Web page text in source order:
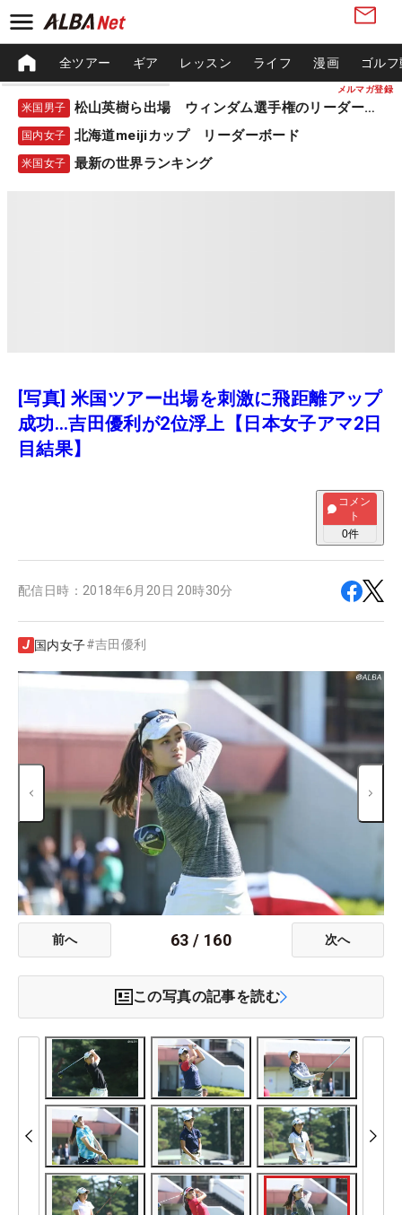
メルマガ登録
全ツアー ギア レッスン ライフ 漫画 ゴル
米国男子 松山英樹ら出場 ウィンダム選手権のリーダーボード
国内女子 北海道meijiカップ リーダーボード
米国女子 最新の世界ランキング
[写真] 米国ツアー出場を刺激に飛距離アップ
成功…吉田優利が2位浮上【日本女子アマ2日
目結果】
コメン
ト
0件
配信日時： 2018年6月20日 20時30分
国内女子#吉田優利
前へ 63 / 160 次へ
この写真の記事を読む